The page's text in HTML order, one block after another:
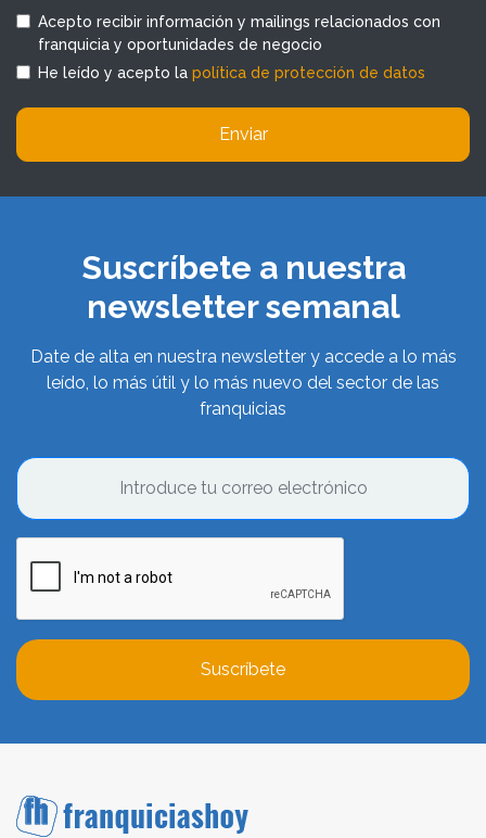
Acepto recibir información y mailings relacionados con
franquicia y oportunidades de negocio
He leído y acepto la política de protección de datos
Enviar
Suscríbete a nuestra
newsletter semanal
Date de alta en nuestra newsletter y accede a lo más
leído, lo más útil y lo más nuevo del sector de las
franquicias
Suscríbete